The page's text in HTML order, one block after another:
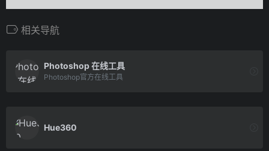
相关导航
Photoshop 在线工具
Photoshop官方在线工具
Hue360